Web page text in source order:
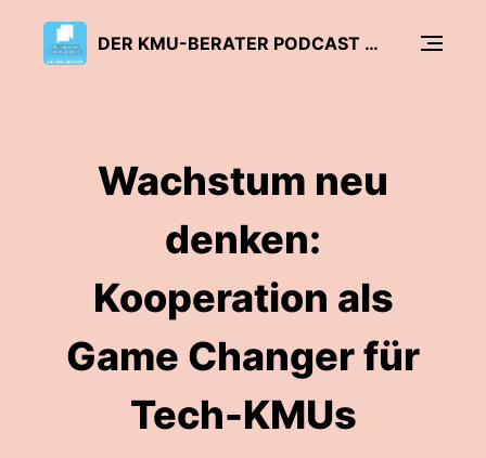
DER KMU-BERATER PODCAST – WIR SPRECHEN MITTELSTÄNDISCH
Wachstum neu
denken:
Kooperation als
Game Changer für
Tech-KMUs